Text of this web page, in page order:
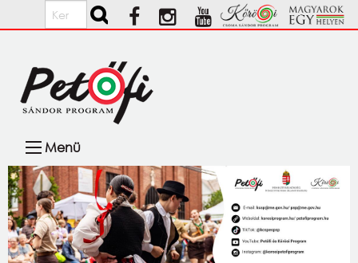
Ugrás a tartalomra
Keresés
navigáció
Menü